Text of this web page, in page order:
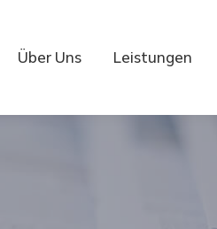
Über Uns Leistungen